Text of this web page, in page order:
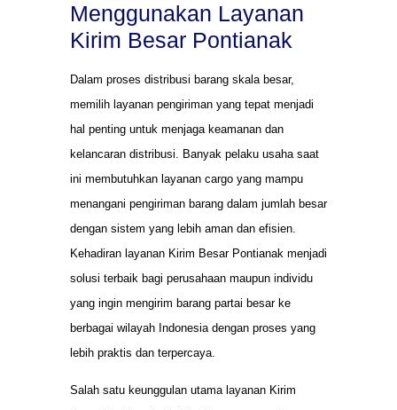
Menggunakan Layanan
Kirim Besar Pontianak
Dalam proses distribusi barang skala besar,
memilih layanan pengiriman yang tepat menjadi
hal penting untuk menjaga keamanan dan
kelancaran distribusi. Banyak pelaku usaha saat
ini membutuhkan layanan cargo yang mampu
menangani pengiriman barang dalam jumlah besar
dengan sistem yang lebih aman dan efisien.
Kehadiran layanan Kirim Besar Pontianak menjadi
solusi terbaik bagi perusahaan maupun individu
yang ingin mengirim barang partai besar ke
berbagai wilayah Indonesia dengan proses yang
lebih praktis dan terpercaya.
Salah satu keunggulan utama layanan Kirim